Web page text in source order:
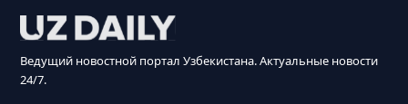
Ведущий новостной портал Узбекистана. Актуальные новости
24/7.